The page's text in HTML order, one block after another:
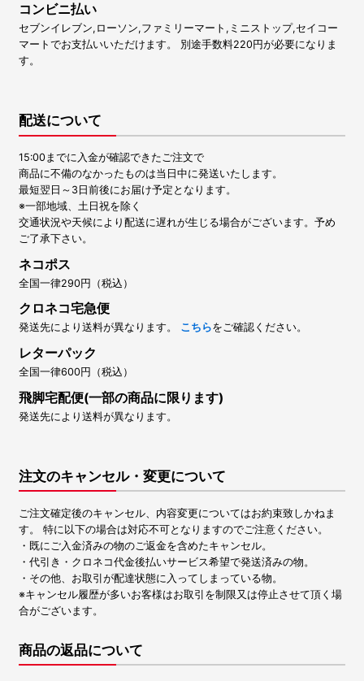
コンビニ払い
セブンイレブン,ローソン,ファミリーマート,ミニストップ,セイコー
マートでお支払いいただけます。 別途手数料220円が必要になりま
す。
配送について
15:00までに入金が確認できたご注文で
商品に不備のなかったものは当日中に発送いたします。
最短翌日～3日前後にお届け予定となります。
※一部地域、土日祝を除く
交通状況や天候により配送に遅れが生じる場合がございます。予め
ご了承下さい。
ネコポス
全国一律290円（税込）
クロネコ宅急便
発送先により送料が異なります。 こちらをご確認ください。
レターパック
全国一律600円（税込）
飛脚宅配便(一部の商品に限ります)
発送先により送料が異なります。
注文のキャンセル・変更について
ご注文確定後のキャンセル、内容変更についてはお約束致しかねま
す。 特に以下の場合は対応不可となりますのでご注意ください。
・既にご入金済みの物のご返金を含めたキャンセル。
・代引き・クロネコ代金後払いサービス希望で発送済みの物。
・その他、お取引が配達状態に入ってしまっている物。
※キャンセル履歴が多いお客様はお取引を制限又は停止させて頂く場
合がございます。
商品の返品について